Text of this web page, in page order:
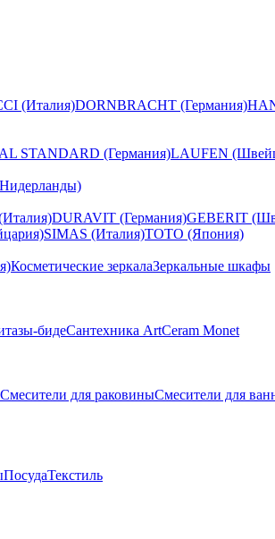
(Италия)DORNBRACHT (Германия)
STANDARD (Германия)LAUFEN
DURAVIT (Германия)GEBERIT
SIMAS (Италия)TOTO (Япония)
Косметические зеркалаЗеркальные шкафы
бидеСантехника ArtCeram Monet
Смесители для раковиныСмесители для
ПосудаТекстиль